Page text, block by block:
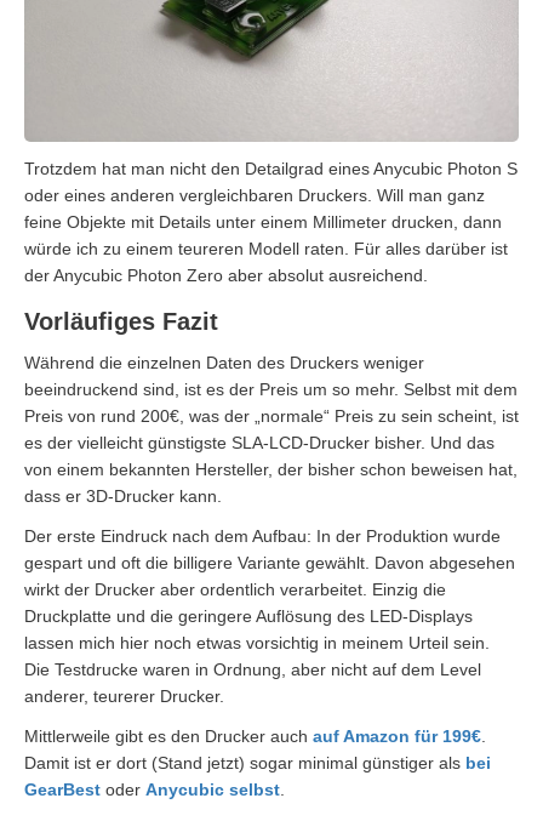
Trotzdem hat man nicht den Detailgrad eines Anycubic Photon S
oder eines anderen vergleichbaren Druckers. Will man ganz
feine Objekte mit Details unter einem Millimeter drucken, dann
würde ich zu einem teureren Modell raten. Für alles darüber ist
der Anycubic Photon Zero aber absolut ausreichend.
Vorläufiges Fazit
Während die einzelnen Daten des Druckers weniger
beeindruckend sind, ist es der Preis um so mehr. Selbst mit dem
Preis von rund 200€, was der „normale“ Preis zu sein scheint, ist
es der vielleicht günstigste SLA-LCD-Drucker bisher. Und das
von einem bekannten Hersteller, der bisher schon beweisen hat,
dass er 3D-Drucker kann.
Der erste Eindruck nach dem Aufbau: In der Produktion wurde
gespart und oft die billigere Variante gewählt. Davon abgesehen
wirkt der Drucker aber ordentlich verarbeitet. Einzig die
Druckplatte und die geringere Auflösung des LED-Displays
lassen mich hier noch etwas vorsichtig in meinem Urteil sein.
Die Testdrucke waren in Ordnung, aber nicht auf dem Level
anderer, teurerer Drucker.
Mittlerweile gibt es den Drucker auch auf Amazon für 199€
Damit ist er dort (Stand jetzt) sogar minimal günstiger als bei
GearBest oder Anycubic selbst